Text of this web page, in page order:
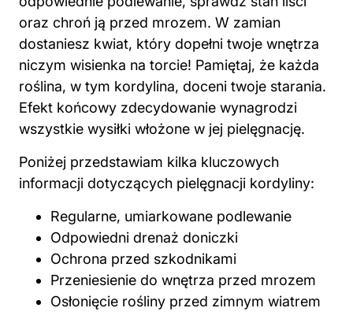
oraz chroń ją przed mrozem. W zamian
dostaniesz kwiat, który dopełni twoje wnętrza
niczym wisienka na torcie! Pamiętaj, że każda
roślina, w tym kordylina, doceni twoje starania.
Efekt końcowy zdecydowanie wynagrodzi
wszystkie wysiłki włożone w jej pielęgnację.
Poniżej przedstawiam kilka kluczowych
informacji dotyczących pielęgnacji kordyliny:
Regularne, umiarkowane podlewanie
Odpowiedni drenaż doniczki
Ochrona przed szkodnikami
Przeniesienie do wnętrza przed mrozem
Osłonięcie rośliny przed zimnym wiatrem